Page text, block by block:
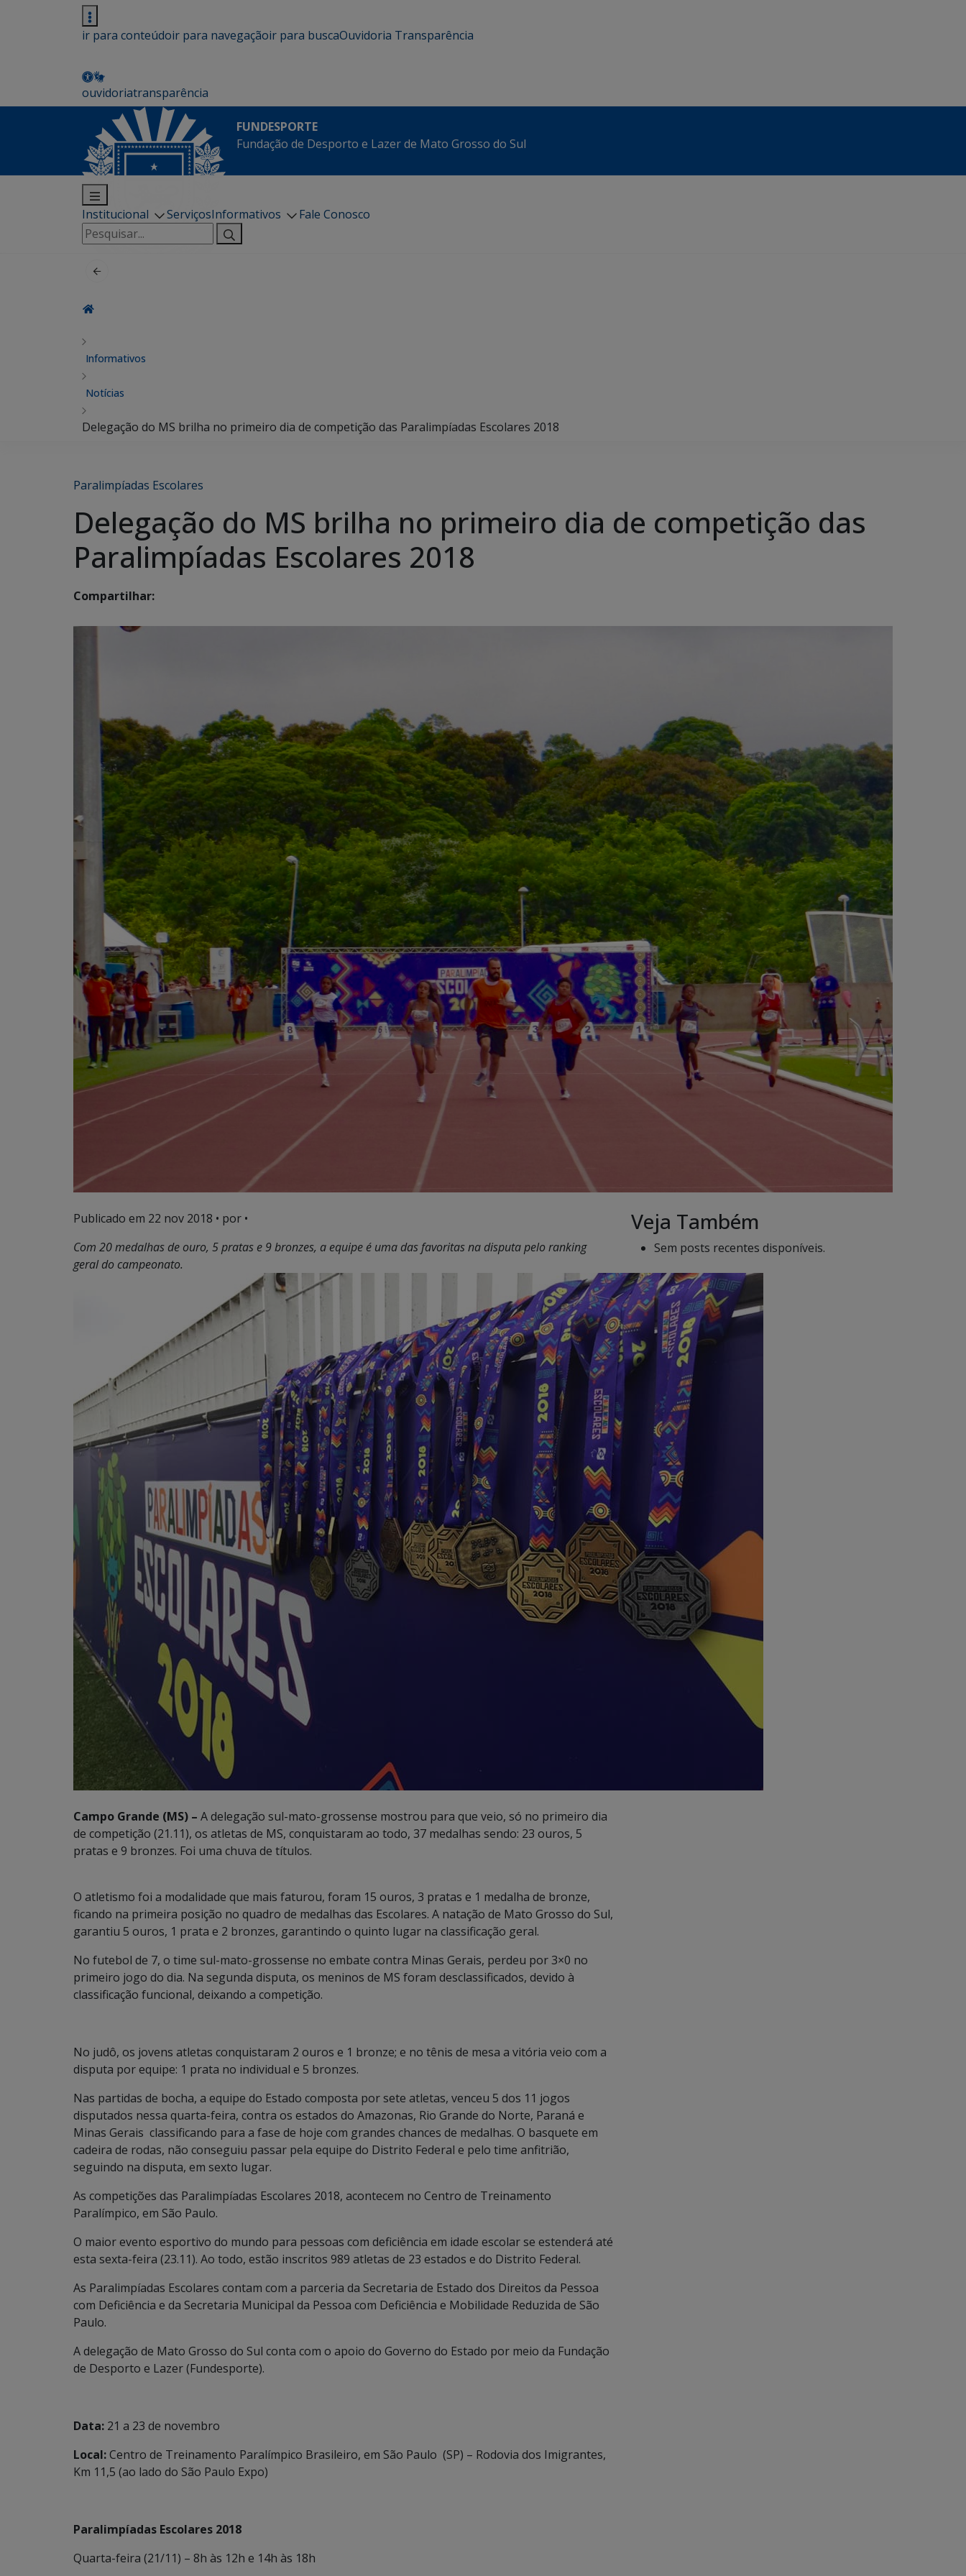
ir para conteúdoir para navegaçãoir para buscaOuvidoria Transparência
ouvidoriatransparência
FUNDESPORTE
Fundação de Desporto e Lazer de Mato Grosso do Sul
Institucional ServiçosInformativos
Fale Conosco
Pesquisar
por:
Informativos
Notícias
Delegação do MS brilha no primeiro dia de competição das Paralimpíadas Escolares 2018
Paralimpíadas Escolares
Delegação do MS brilha no primeiro dia de competição das
Paralimpíadas Escolares 2018
Compartilhar:
Publicado em 22 nov 2018 • por •
Com 20 medalhas de ouro, 5 pratas e 9 bronzes, a equipe é uma das favoritas na disputa pelo ranking
geral do campeonato.
Campo Grande (MS) – A delegação sul-mato-grossense mostrou para que veio, só no primeiro dia
de competição (21.11), os atletas de MS, conquistaram ao todo, 37 medalhas sendo: 23 ouros, 5
pratas e 9 bronzes. Foi uma chuva de títulos.
O atletismo foi a modalidade que mais faturou, foram 15 ouros, 3 pratas e 1 medalha de bronze,
ficando na primeira posição no quadro de medalhas das Escolares. A natação de Mato Grosso do Sul,
garantiu 5 ouros, 1 prata e 2 bronzes, garantindo o quinto lugar na classificação geral.
No futebol de 7, o time sul-mato-grossense no embate contra Minas Gerais, perdeu por 3×0 no
primeiro jogo do dia. Na segunda disputa, os meninos de MS foram desclassificados, devido à
classificação funcional, deixando a competição.
No judô, os jovens atletas conquistaram 2 ouros e 1 bronze; e no tênis de mesa a vitória veio com a
disputa por equipe: 1 prata no individual e 5 bronzes.
Nas partidas de bocha, a equipe do Estado composta por sete atletas, venceu 5 dos 11 jogos
disputados nessa quarta-feira, contra os estados do Amazonas, Rio Grande do Norte, Paraná e
Minas Gerais classificando para a fase de hoje com grandes chances de medalhas. O basquete em
cadeira de rodas, não conseguiu passar pela equipe do Distrito Federal e pelo time anfitrião,
seguindo na disputa, em sexto lugar.
As competições das Paralimpíadas Escolares 2018, acontecem no Centro de Treinamento
Paralímpico, em São Paulo.
O maior evento esportivo do mundo para pessoas com deficiência em idade escolar se estenderá até
esta sexta-feira (23.11). Ao todo, estão inscritos 989 atletas de 23 estados e do Distrito Federal.
As Paralimpíadas Escolares contam com a parceria da Secretaria de Estado dos Direitos da Pessoa
com Deficiência e da Secretaria Municipal da Pessoa com Deficiência e Mobilidade Reduzida de São
Paulo.
A delegação de Mato Grosso do Sul conta com o apoio do Governo do Estado por meio da Fundação
de Desporto e Lazer (Fundesporte).
Data: 21 a 23 de novembro
Local:Centro de Treinamento Paralímpico Brasileiro, em São Paulo (SP) – Rodovia dos Imigrantes,
Km 11,5 (ao lado do São Paulo Expo)
Paralimpíadas Escolares 2018
Quarta-feira (21/11) – 8h às 12h e 14h às 18h
Veja Também
Sem posts recentes disponíveis.